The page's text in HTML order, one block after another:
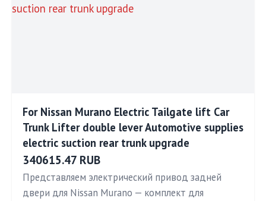
For Nissan Murano Electric Tailgate lift Car
Trunk Lifter double lever Automotive supplies
electric suction rear trunk upgrade
340615.47 RUB
Представляем электрический привод задней
двери для Nissan Murano — комплект для